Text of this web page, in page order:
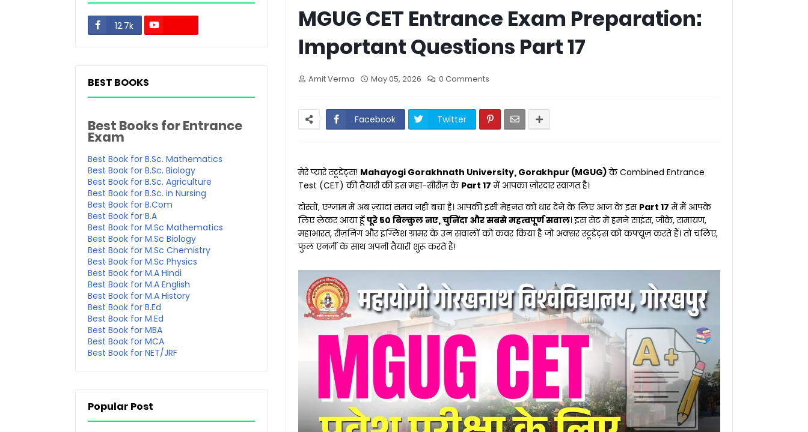
MGUG CET Entrance Exam Preparation:
Important Questions Part 17
Amit Verma May 05, 2026 0 Comments
Facebook Twitter
मेरे प्यारे स्टूडेंट्स! Mahayogi Gorakhnath University, Gorakhpur (MGUG)के Combined Entrance
Test (CET) की तैयारी की इस महा-सीरीज़ के Part 17 में आपका ज़ोरदार स्वागत है।
दोस्तों, एग्जाम में अब ज़्यादा समय नहीं बचा है। आपकी इसी मेहनत को धार देने के लिए आज के इस Part 17 में मैं आपके
लिए लेकर आया हूँपूरे 50 बिल्कुल नए, चुनिंदा और सबसे महत्वपूर्ण सवाल। इस सेट में हमने साइंस, जीके, रामायण,
महाभारत, रीज़निंग और इंग्लिश ग्रामर के उन सवालों को कवर किया है जो अक्सर स्टूडेंट्स को कंफ्यूज़ करते हैं। तो चलिए,
फुल एनर्जी के साथ अपनी तैयारी शुरू करते हैं!
12.7k
BEST BOOKS
Best Books for Entrance
Exam
Best Book for B.Sc. Mathematics
Best Book for B.Sc. Biology
Best Book for B.Sc. Agriculture
Best Book for B.Sc. in Nursing
Best Book for B.Com
Best Book for B.A
Best Book for M.Sc Mathematics
Best Book for M.Sc Biology
Best Book for M.Sc Chemistry
Best Book for M.Sc Physics
Best Book for M.A Hindi
Best Book for M.A English
Best Book for M.A History
Best Book for B.Ed
Best Book for M.Ed
Best Book for MBA
Best Book for MCA
Best Book for NET/JRF
Popular Post